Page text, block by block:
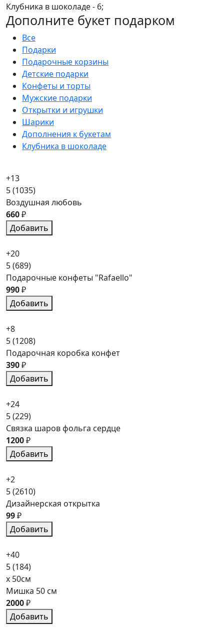
Клубника в шоколаде - 6;
Дополните букет подарком
Все
Подарки
Подарочные корзины
Детские подарки
Конфеты и торты
Мужские подарки
Открытки и игрушки
Шарики
Дополнения к букетам
Клубника в шоколаде
+13
5(1035)
Воздушная любовь
660₽
Добавить
+20
5(689)
Подарочные конфеты "Rafaello"
990₽
Добавить
+8
5(1208)
Подарочная коробка конфет
390₽
Добавить
+24
5(229)
Связка шаров фольга сердце
1200₽
Добавить
+2
5(2610)
Дизайнерская открытка
99₽
Добавить
+40
5(184)
x 50см
Мишка 50 см
2000₽
Добавить